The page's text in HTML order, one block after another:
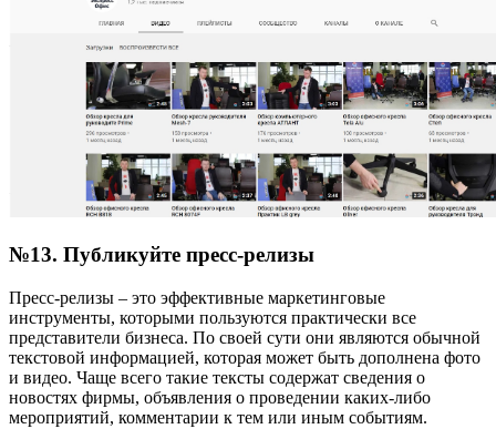
№13. Публикуйте пресс-релизы
Пресс-релизы – это эффективные маркетинговые
инструменты, которыми пользуются практически все
представители бизнеса. По своей сути они являются обычной
текстовой информацией, которая может быть дополнена фото
и видео. Чаще всего такие тексты содержат сведения о
новостях фирмы, объявления о проведении каких-либо
мероприятий, комментарии к тем или иным событиям.